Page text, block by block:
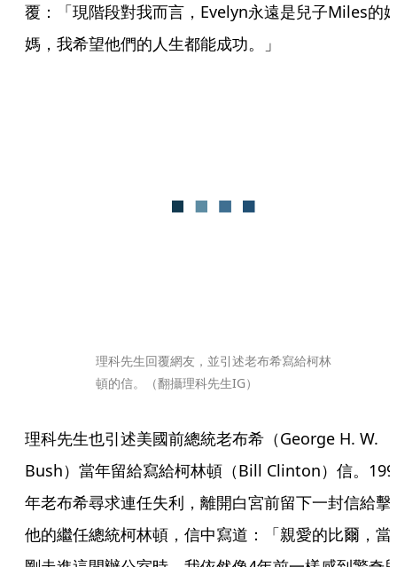
覆：「現階段對我而言，Evelyn永遠是兒子Miles的
媽，我希望他們的人生都能成功。」
理科先生回覆網友，並引述老布希寫給柯林
頓的信。（翻攝理科先生IG）
理科先生也引述美國前總統老布希（George H. W.
Bush）當年留給寫給柯林頓（Bill Clinton）信。
年老布希尋求連任失利，離開白宮前留下一封信給擊
他的繼任總統柯林頓，信中寫道：「親愛的比爾，當